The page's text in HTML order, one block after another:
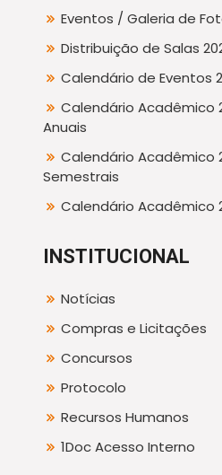
Eventos / Galeria de
Distribuição de Salas
Calendário de Eventos
Calendário Acadêmico
Anuais
Calendário Acadêmico
Semestrais
Calendário Acadêmico
INSTITUCIONAL
Notícias
Compras e Licitações
Concursos
Protocolo
Recursos Humanos
1Doc Acesso Interno